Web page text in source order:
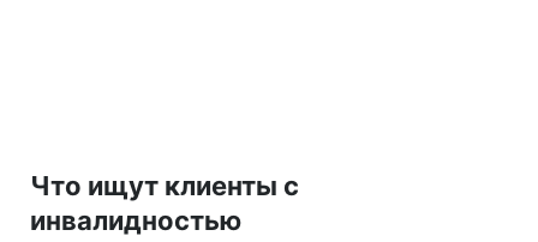
Что ищут клиенты с
инвалидностью